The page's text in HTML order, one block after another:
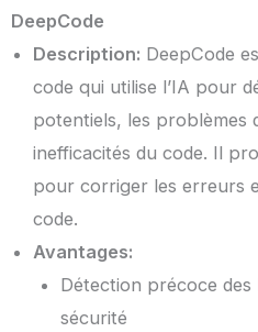
DeepCode
Description: DeepCode
code qui utilise l’IA pour
potentiels, les problèmes
inefficacités du code. Il
pour corriger les erreurs
code.
Avantages:
Détection précoce
sécurité